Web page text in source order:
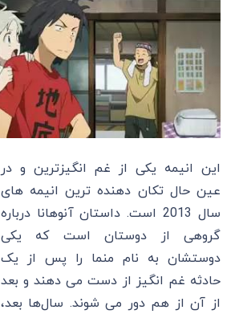
این انیمه یکی از غم انگیزترین و در
عین حال تکان دهنده ترین انیمه های
سال 2013 است. داستان آنوهانا درباره
گروهی از دوستان است که یکی
دوستشان به نام منما را پس از یک
حادثه غم انگیز از دست می دهند و بعد
از آن از هم دور می شوند. سال‌ها بعد،